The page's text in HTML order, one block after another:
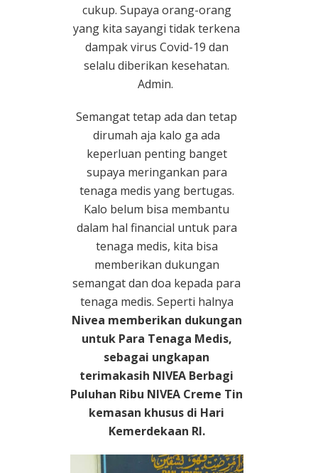
cukup. Supaya orang-orang
yang kita sayangi tidak terkena
dampak virus Covid-19 dan
selalu diberikan kesehatan.
Admin.
Semangat tetap ada dan tetap
dirumah aja kalo ga ada
keperluan penting banget
supaya meringankan para
tenaga medis yang bertugas.
Kalo belum bisa membantu
dalam hal financial untuk para
tenaga medis, kita bisa
memberikan dukungan
semangat dan doa kepada para
tenaga medis. Seperti halnya
Nivea memberikan dukungan
untuk Para Tenaga Medis,
sebagai ungkapan
terimakasih NIVEA Berbagi
Puluhan Ribu NIVEA Creme Tin
kemasan khusus di Hari
Kemerdekaan RI.